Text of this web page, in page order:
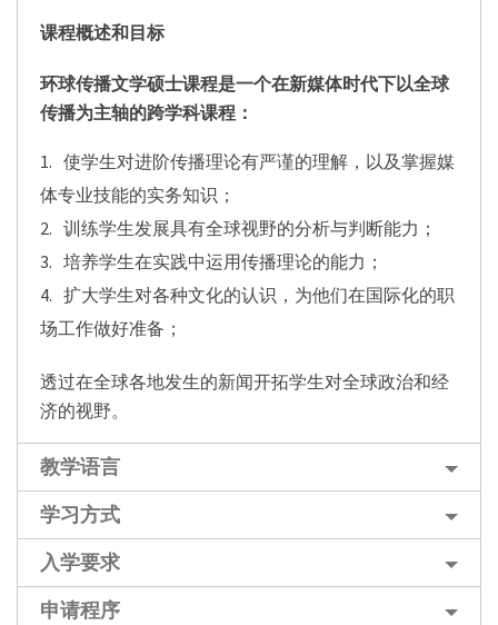
课程概述和目标
环球传播文学硕士课程是一个在新媒体时代下以全球
传播为主轴的跨学科课程：
使学生对进阶传播理论有严谨的理解，以及掌握媒
体专业技能的实务知识；
训练学生发展具有全球视野的分析与判断能力；
培养学生在实践中运用传播理论的能力；
扩大学生对各种文化的认识，为他们在国际化的职
场工作做好准备；
透过在全球各地发生的新闻开拓学生对全球政治和经
济的视野。
教学语言
学习方式
入学要求
申请程序